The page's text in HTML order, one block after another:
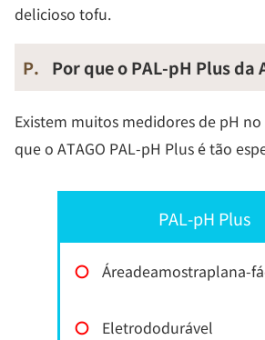
delicioso tofu.
P. Por que o PAL-pH Plus da
Existem muitos medidores de pH
que o ATAGO PAL-pH Plus é tão
PAL-pH Plus
〇 Áreadeamostraplana-
〇 Eletrododurável